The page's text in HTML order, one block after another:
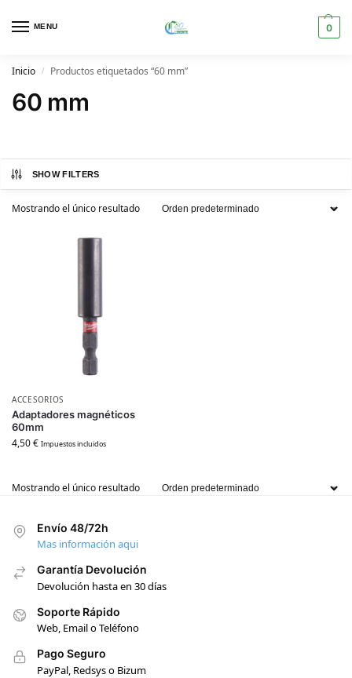
MENU 0
Inicio / Productos etiquetados “60 mm”
60 mm
SHOW FILTERS
Mostrando el único resultado
ACCESORIOS
Adaptadores magnéticos
60mm
4,50€ Impuestos incluidos
Mostrando el único resultado
Envío 48/72h
Mas información aqui
Garantía Devolución
Devolución hasta en 30 días
Soporte Rápido
Web, Email o Teléfono
Pago Seguro
PayPal, Redsys o Bizum